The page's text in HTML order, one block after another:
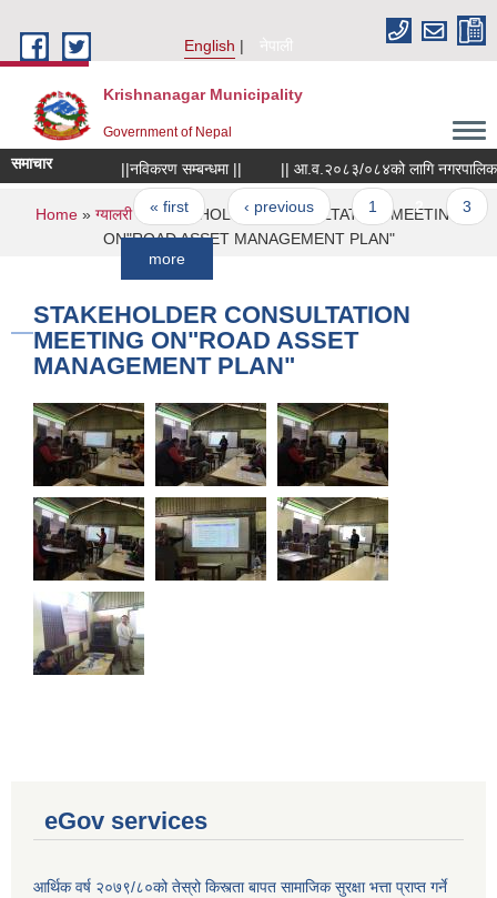
English
नेपाली
Krishnanagar Municipality
Government of Nepal
समाचार ||नविकरण सम्बन्धमा || || आ.व.२०८३/०८४को लागि नगरपालिकाले
Pages
« first ‹ previous 1 3
You are here
Home » ग्यालरी» STAKEHOLDER CONSULTATION MEETING
ON"ROAD ASSET MANAGEMENT PLAN"
STAKEHOLDER CONSULTATION
MEETING ON"ROAD ASSET
MANAGEMENT PLAN"
eGov services
आर्थिक वर्ष २०७९/८०को तेस्रो किस्त्ता बापत सामाजिक सुरक्षा भत्ता प्राप्त गर्ने